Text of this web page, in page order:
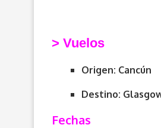
> Vuelos
Origen: Cancún
Destino:
Fechas